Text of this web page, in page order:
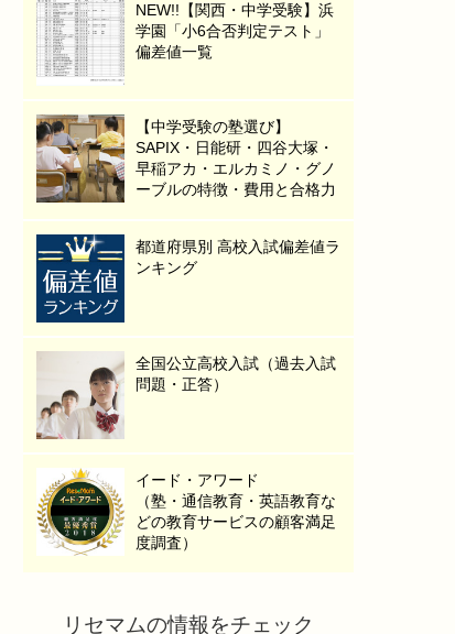
NEW!!【関西・中学受験】浜
学園「小6合否判定テスト」
偏差値一覧
【中学受験の塾選び】
SAPIX・日能研・四谷大塚・
早稲アカ・エルカミノ・グノ
ーブルの特徴・費用と合格力
都道府県別 高校入試偏差値ラ
ンキング
全国公立高校入試（過去入試
問題・正答）
イード・アワード
（塾・通信教育・英語教育な
どの教育サービスの顧客満足
度調査）
リセマムの情報をチェック